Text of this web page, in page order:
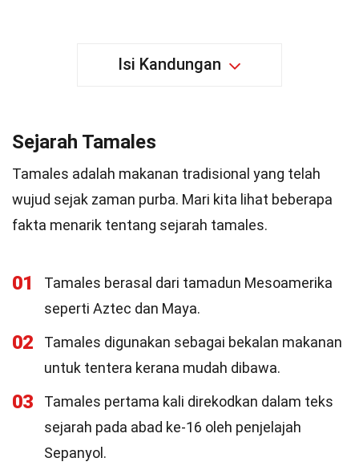
Isi Kandungan
Sejarah Tamales
Tamales adalah makanan tradisional yang telah
wujud sejak zaman purba. Mari kita lihat beberapa
fakta menarik tentang sejarah tamales.
01
Tamales berasal dari tamadun Mesoamerika
seperti Aztec dan Maya.
02
Tamales digunakan sebagai bekalan makanan
untuk tentera kerana mudah dibawa.
03
Tamales pertama kali direkodkan dalam teks
sejarah pada abad ke-16 oleh penjelajah
Sepanyol.